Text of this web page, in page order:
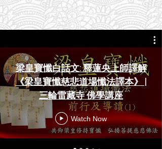
梁皇寶懺白話文: 釋蓮央上師譯解
《梁皇寶懺慈悲道場懺法譯本》 |
三輪雷藏寺 佛學講座
Watch Now